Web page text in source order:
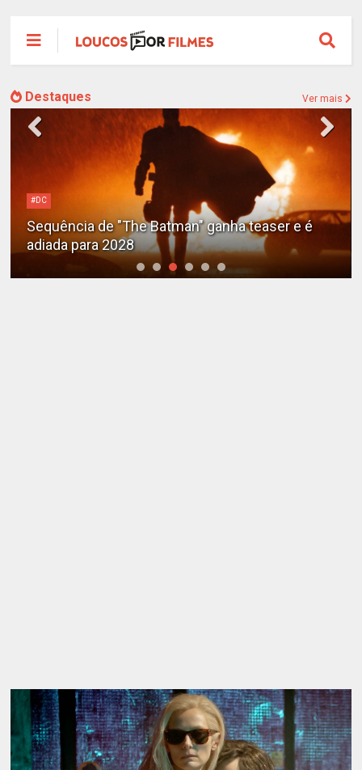
Destaques Ver mais
#DC
Sequência de "The Batman" ganha teaser e é
adiada para 2028